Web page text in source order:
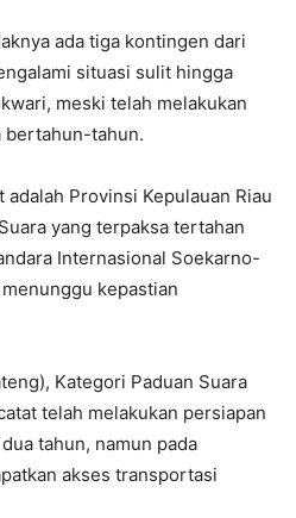
ada tiga kontingen dari
situasi sulit hingga
meski telah melakukan
bertahun-tahun.
Provinsi Kepulauan Riau
yang terpaksa tertahan
Internasional Soekarno-
kepastian
Kategori Paduan Suara
telah melakukan persiapan
tahun, namun pada
akses transportasi